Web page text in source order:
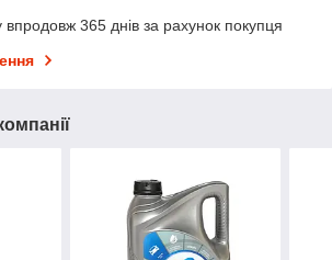
365 днів за рахунок покупця